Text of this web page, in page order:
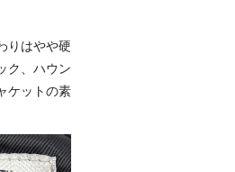
りはやや硬
ク、ハウン
ケットの素